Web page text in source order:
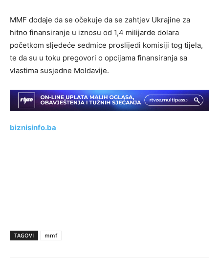
MMF dodaje da se očekuje da se zahtjev Ukrajine za
hitno finansiranje u iznosu od 1,4 milijarde dolara
početkom sljedeće sedmice proslijedi komisiji tog tijela,
te da su u toku pregovori o opcijama finansiranja sa
vlastima susjedne Moldavije.
biznisinfo.ba
TAGOVI mmf